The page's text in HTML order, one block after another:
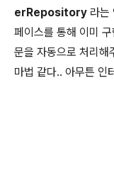
erRepository 라는
페이스를 통해 이미
문을 자동으로 처리해
마법 같다.. 아무튼 인